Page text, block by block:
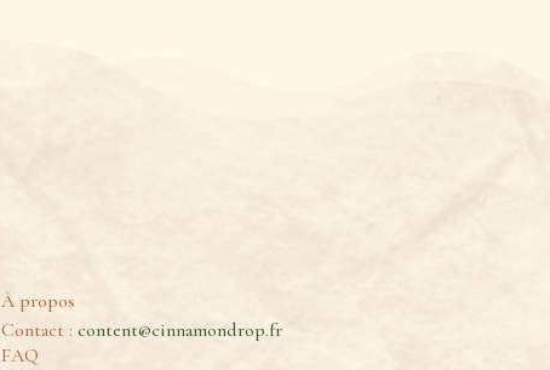
À propos
Contact : content@cinnamondrop.fr
FAQ